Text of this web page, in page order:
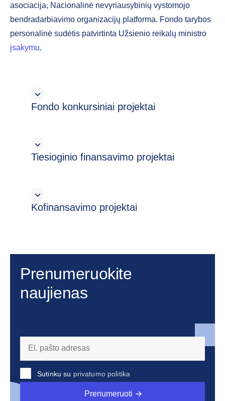
asociacija, Nacionalinė nevyriausybinių vystomojo
bendradarbiavimo organizacijų platforma. Fondo tarybos
personalinė sudėtis patvirtinta Užsienio reikalų ministro
įsakymu.
Fondo konkursiniai projektai
Tiesioginio finansavimo projektai
Kofinansavimo projektai
Prenumeruokite
naujienas
Sutinku su privatumo politika
Prenumeruoti